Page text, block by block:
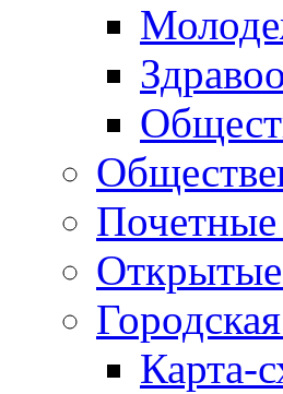
Карта-